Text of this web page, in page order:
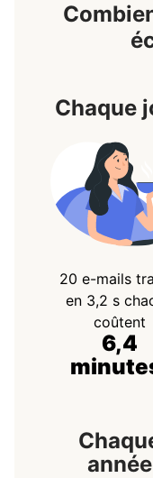
Chaque
20 e-mails
en 3,2 s
coûtent
6,4
année